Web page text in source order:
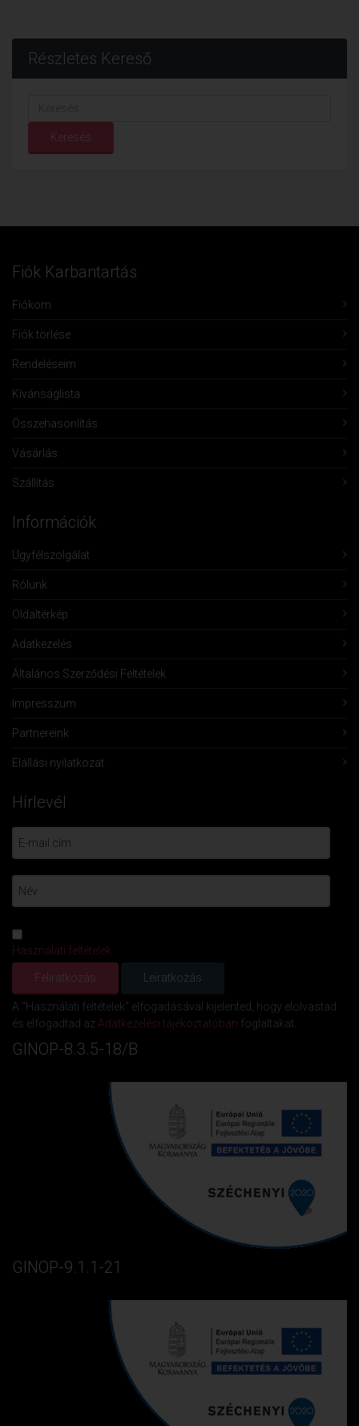
Részletes Kereső
Keresés
Fiók Karbantartás
Fiókom
Fiók törlése
Rendeléseim
Kívánságlista
Összehasonlítás
Vásárlás
Szállítás
Információk
Ügyfélszolgálat
Rólunk
Oldaltérkép
Adatkezelés
Általános Szerződési Feltételek
Impresszum
Partnereink
Elállási nyilatkozat
Hírlevél
Használati feltételek
A "Használati feltételek" elfogadásával kijelented, hogy elolvastad
és elfogadtad az Adatkezelési tájékoztatóban foglaltakat.
GINOP-8.3.5-18/B
GINOP-9.1.1-21